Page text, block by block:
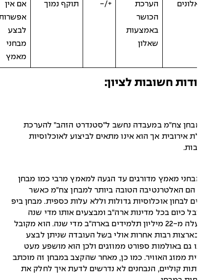
הערכת
באמצעות
תוקף נמוך
אם אין
אפשרות
חשובות לציון:
צח"מ במעבדה נחשב ל"סטנדרט הזהב" להערכת
אירובית אך הוא אינו מתאים לביצוע לאוכלוסיות
מאמץ מדורגים עד הגעה למאמץ מרבי כמו מבחן
הם האלטרנטיבה הטובה ביותר למבחן צח"מ כאשר
לבחון אוכלוסיות גדולות וללא עלות כספית. מבחן ביפ
כיום בכל מדינות ארה"ב ומבצעים אותו מדי שנה
למעלה מ-22 מיליון תלמידים בארה"ב מדי שנה. הוא מקובל
רבות אחרות אולי בשל העובדה שניתן לבצע
גם באולמות ספורט ממוזגים ולכן הוא מושפע מעט
ממזג האוויר. כמו כן, מאחר שהקצב במבחן זה מוכתב
קוליים, הנבחנים לא נדרשים לדעת איך לחלק את